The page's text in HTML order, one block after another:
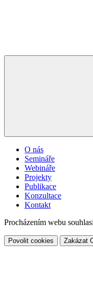
O nás
Semináře
Webináře
Projekty
Publikace
Konzultace
Kontakt
Procházením webu
Povolit cookies Zakázat